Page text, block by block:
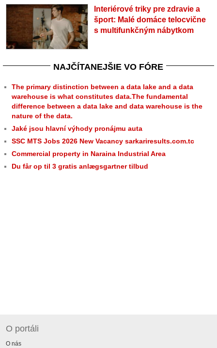
Interiérové triky pre zdravie a
šport: Malé domáce telocvične
s multifunkčným nábytkom
NAJČÍTANEJŠIE VO FÓRE
The primary distinction between a data lake and a data
warehouse is what constitutes data.The fundamental
difference between a data lake and data warehouse is the
nature of the data.
Jaké jsou hlavní výhody pronájmu auta
SSC MTS Jobs 2026 New Vacancy sarkariresults.com.tc
Commercial property in Naraina Industrial Area
Du får op til 3 gratis anlægsgartner tilbud
O portáli
O nás